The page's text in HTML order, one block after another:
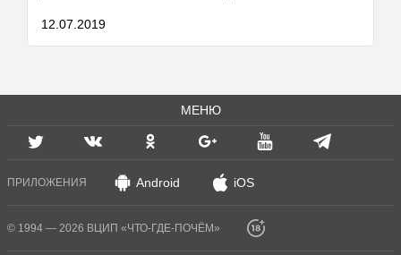
12.07.2019
МЕНЮ
ПРИЛОЖЕНИЯ Android iOS
© 1994 — 2026 ВЦИП «ЧТО-ГДЕ-ПОЧЁМ»